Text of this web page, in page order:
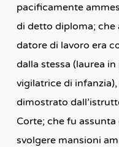
pacificamente
di detto diploma; che
datore di lavoro era
dalla stessa (laurea
vigilatrice di
dimostrato
Corte; che fu
svolgere mansioni